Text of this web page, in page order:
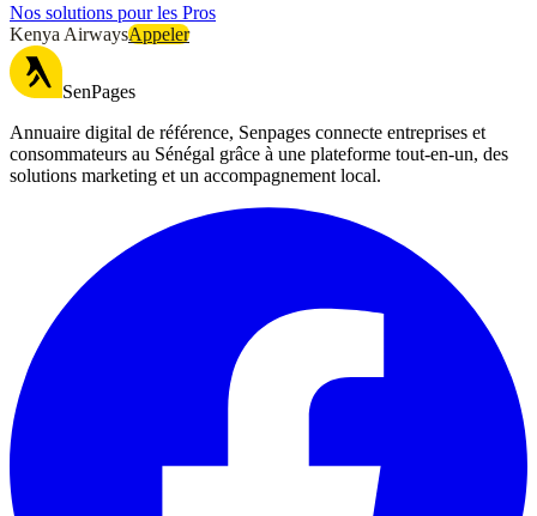
Nos solutions pour les Pros
Kenya AirwaysAppeler
SenPages
Annuaire digital de référence, Senpages connecte entreprises et
consommateurs au Sénégal grâce à une plateforme tout-en-un, des
solutions marketing et un accompagnement local.